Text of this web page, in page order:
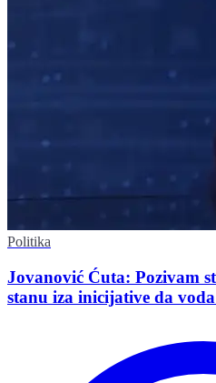
Politika
Jovanović Ćuta: Pozivam
stanu iza inicijative da